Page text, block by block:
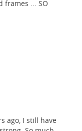
frames ... SO
ago, I still have